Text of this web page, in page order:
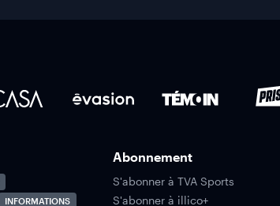
INFORMATIONS
Abonnement
S'abonner à TVA Sports
S'abonner à illico+